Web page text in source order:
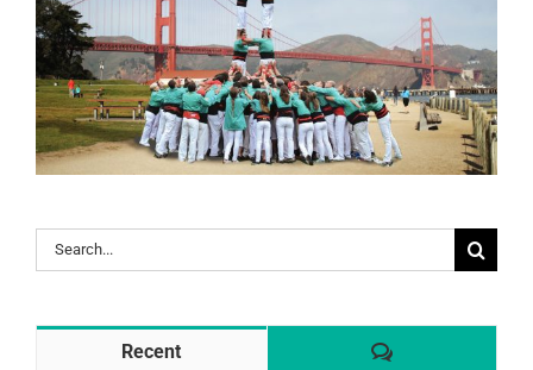
Search
for:
Recent Comentaris